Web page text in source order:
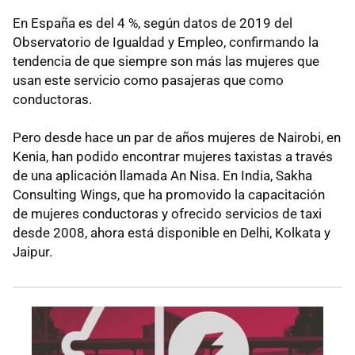
En España es del 4 %, según datos de 2019 del
Observatorio de Igualdad y Empleo, confirmando la
tendencia de que siempre son más las mujeres que
usan este servicio como pasajeras que como
conductoras.
Pero desde hace un par de años mujeres de Nairobi, en
Kenia, han podido encontrar mujeres taxistas a través
de una aplicación llamada An Nisa. En India, Sakha
Consulting Wings, que ha promovido la capacitación
de mujeres conductoras y ofrecido servicios de taxi
desde 2008, ahora está disponible en Delhi, Kolkata y
Jaipur.